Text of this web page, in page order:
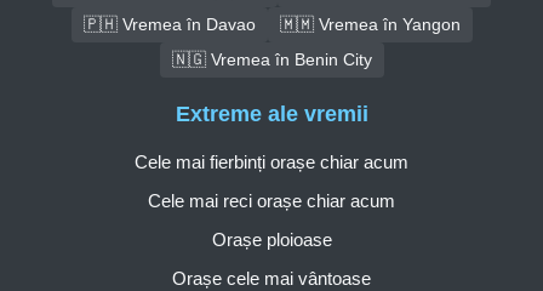
🇵🇭 Vremea în Davao
🇲🇲 Vremea în Yangon
🇳🇬 Vremea în Benin City
Extreme ale vremii
Cele mai fierbinți orașe chiar acum
Cele mai reci orașe chiar acum
Orașe ploioase
Orașe cele mai vântoase